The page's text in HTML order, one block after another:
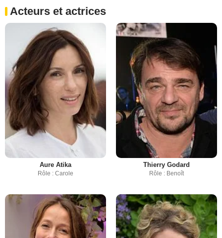
Acteurs et actrices
Aure Atika
Rôle : Carole
Thierry Godard
Rôle : Benoît